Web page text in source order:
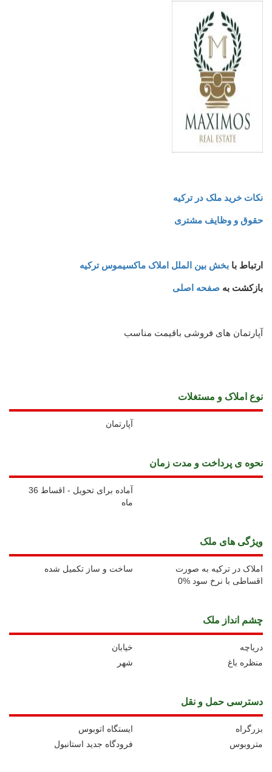
نکات خرید ملک در ترکیه
حقوق و وظایف مشتری
ارتباط با بخش بین الملل املاک ماکسیموس ترکیه
بازکشت به صفحه اصلی
آپارتمان های فروشی باقیمت مناسب
نوع املاک و مستغلات
آپارتمان
نحوه ی پرداخت و مدت زمان
آماده برای تحویل - اقساط 36
ماه
ويژگی های ملک
ساخت و ساز تکمیل شده
املاک در ترکیه به صورت
اقساطی با نرخ سود %0
چشم انداز ملک
خیابان
دریاچه
شهر
منظره باغ
دسترسی حمل و نقل
ايستگاه اتوبوس
بزرگراه
فرودگاه جدید استانبول
متروبوس